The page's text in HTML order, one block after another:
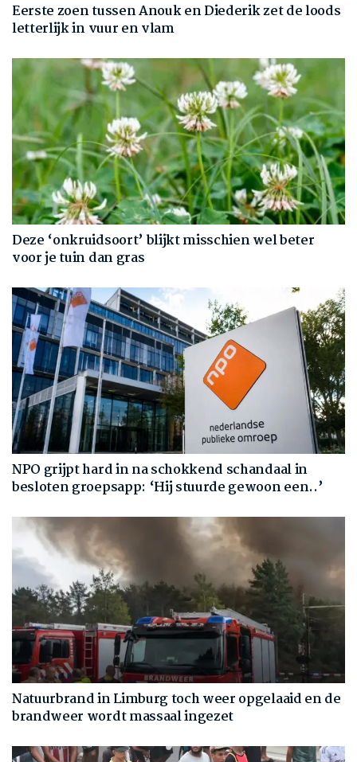
Eerste zoen tussen Anouk en Diederik zet de loods
letterlijk in vuur en vlam
Deze ‘onkruidsoort’ blijkt misschien wel beter
voor je tuin dan gras
NPO grijpt hard in na schokkend schandaal in
besloten groepsapp: ‘Hij stuurde gewoon een..’
Natuurbrand in Limburg toch weer opgelaaid en de
brandweer wordt massaal ingezet